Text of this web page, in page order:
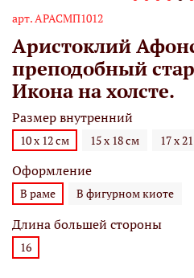
арт.АРАСМП1012
Аристоклий
преподобный
Икона на холсте.
Размер внутренний
10 х 12 см 15 х 18 см 17 х
Оформление
В раме В фигурном киоте
Длина большей стороны
16